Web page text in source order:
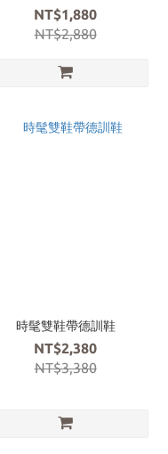
NT$1,880
NT$2,880
時髦雙鞋帶德訓鞋
NT$2,380
NT$3,380